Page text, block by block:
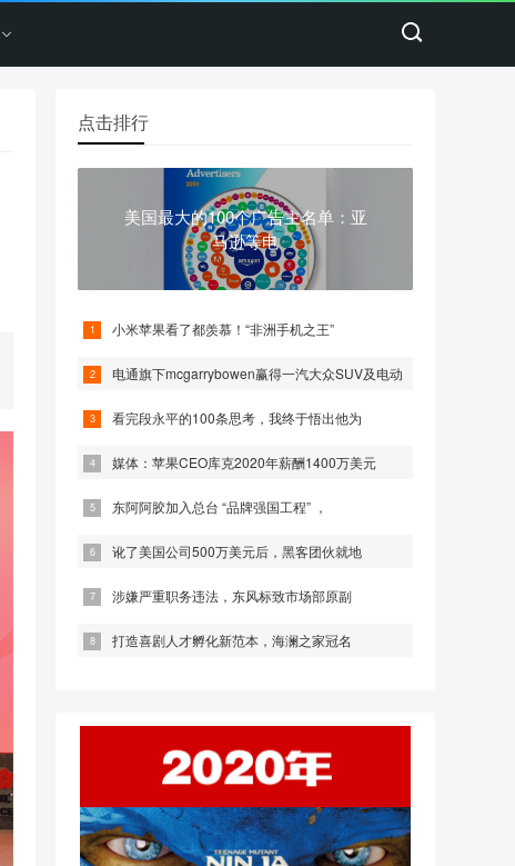
点击排行
美国最大的100个广告主名单：亚
马逊等电
小米苹果看了都羡慕！“非洲手机之王”
电通旗下mcgarrybowen赢得一汽大众SUV及电动
看完段永平的100条思考，我终于悟出他为
媒体：苹果CEO库克2020年薪酬1400万美元
东阿阿胶加入总台 “品牌强国工程” ，
讹了美国公司500万美元后，黑客团伙就地
涉嫌严重职务违法，东风标致市场部原副
打造喜剧人才孵化新范本，海澜之家冠名